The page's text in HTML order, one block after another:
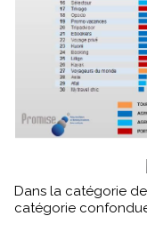
Dans la catégorie des TO, le Club Med (76%) leader toutes
catégorie